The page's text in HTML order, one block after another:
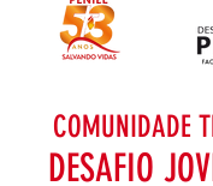
COMUNIDADE
DESAFIO